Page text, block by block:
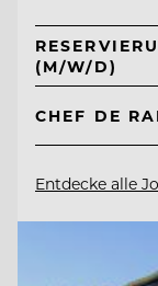
(M/W/D)
CHEF DE
Entdecke alle